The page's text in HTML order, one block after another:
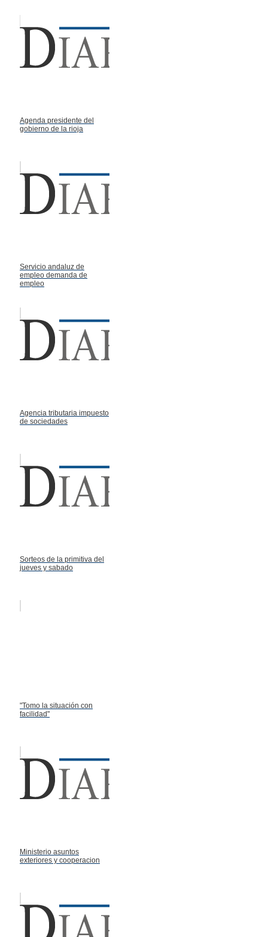
Agenda presidente del
gobierno de la rioja
Servicio andaluz de
empleo demanda de
empleo
Agencia tributaria impuesto
de sociedades
Sorteos de la primitiva del
jueves y sabado
"Tomo la situación con
facilidad"
Ministerio asuntos
exteriores y cooperacion